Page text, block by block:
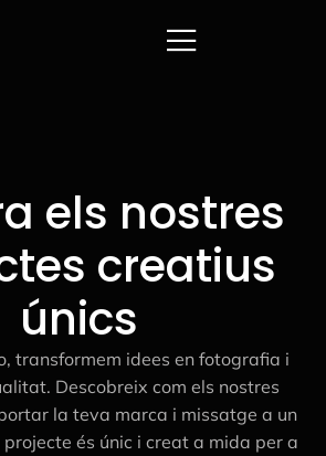
els nostres
creatius
únics
transformem idees en fotografia i
Descobreix com els nostres
la teva marca i missatge a un
és únic i creat a mida per a